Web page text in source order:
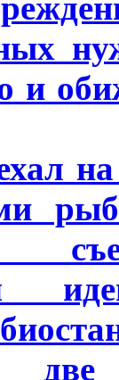
и
на